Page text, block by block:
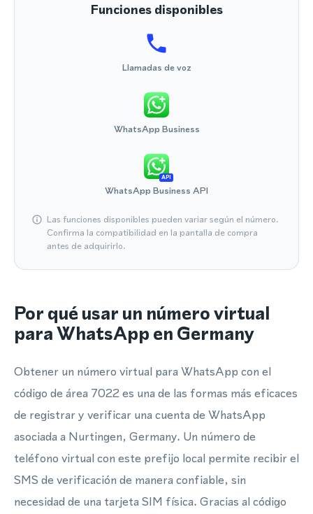
Funciones disponibles
Llamadas de voz
WhatsApp Business
API
WhatsApp Business API
Las funciones disponibles pueden variar según el número.
Confirma la compatibilidad en la pantalla de compra
antes de adquirirlo.
Por qué usar un número virtual
para WhatsApp en Germany
Obtener un número virtual para WhatsApp con el
código de área 7022 es una de las formas más eficaces
de registrar y verificar una cuenta de WhatsApp
asociada a Nurtingen, Germany. Un número de
teléfono virtual con este prefijo local permite recibir el
SMS de verificación de manera confiable, sin
necesidad de una tarjeta SIM física. Gracias al código